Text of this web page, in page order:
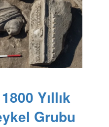
Yıllık
Grubu